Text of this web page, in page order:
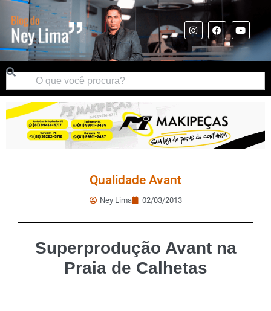
Qualidade Avant
Ney Lima 02/03/2013
Superprodução Avant na
Praia de Calhetas